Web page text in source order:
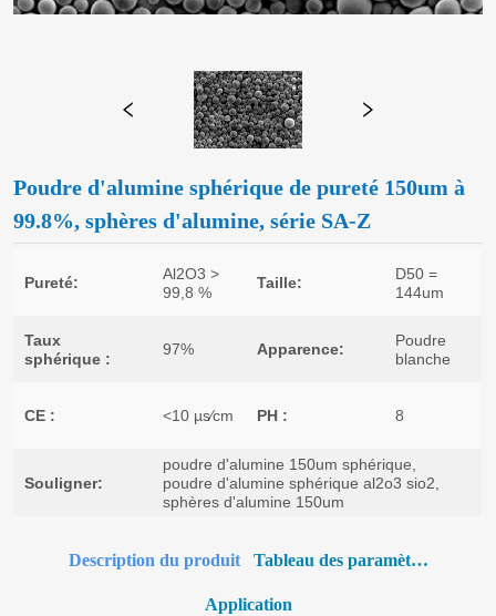
Poudre d'alumine sphérique de pureté 150um à
99.8%, sphères d'alumine, série SA-Z
Description du produit Tableau des paramètres
Application